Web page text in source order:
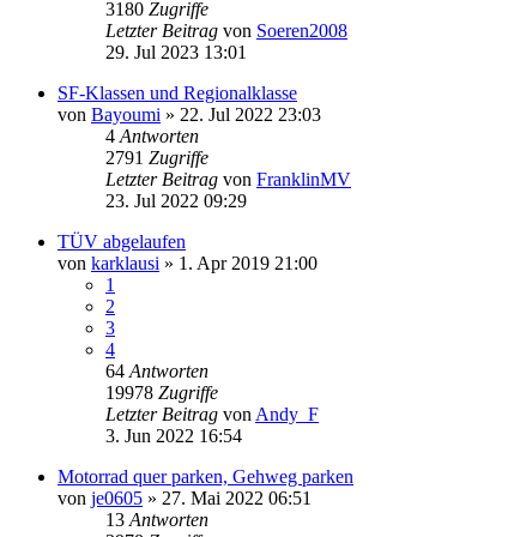
3180 Zugriffe
Letzter Beitrag von Soeren2008
29. Jul 2023 13:01
SF-Klassen und Regionalklasse
von Bayoumi » 22. Jul 2022 23:03
4 Antworten
2791 Zugriffe
Letzter Beitrag von FranklinMV
23. Jul 2022 09:29
TÜV abgelaufen
von karklausi » 1. Apr 2019 21:00
1
2
3
4
64 Antworten
19978 Zugriffe
Letzter Beitrag von Andy_F
3. Jun 2022 16:54
Motorrad quer parken, Gehweg parken
von je0605 » 27. Mai 2022 06:51
13 Antworten